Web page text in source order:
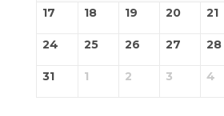
17 18 19 20 21
24 25 26 27 28
31 1 2 3 4